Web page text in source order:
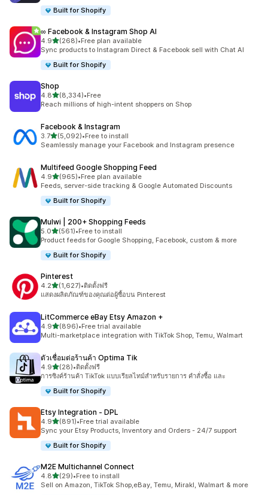
Built for Shopify
∞ Facebook & Instagram Shop AI
4.9เต็ม 5 ดาว
(268)
ทั้งหมด 268 รีวิว
•Free plan available
Sync products to Instagram Direct & Facebook sell with Chat AI
Built for Shopify
Shop
4.8เต็ม 5 ดาว
(8,334)
ทั้งหมด 8334 รีวิว
•Free
Reach millions of high-intent shoppers on Shop
Facebook & Instagram
3.7เต็ม 5 ดาว
(5,092)
ทั้งหมด 5092 รีวิว
•Free to install
Seamlessly manage your Facebook and Instagram presence
Multifeed Google Shopping Feed
4.9เต็ม 5 ดาว
(965)
ทั้งหมด 965 รีวิว
•Free plan available
Feeds, server-side tracking & Google Automated Discounts
Built for Shopify
Mulwi | 200+ Shopping Feeds
5.0เต็ม 5 ดาว
(561)
ทั้งหมด 561 รีวิว
•Free to install
Product feeds for Google Shopping, Facebook, custom & more
Built for Shopify
Pinterest
4.2เต็ม 5 ดาว
(1,627)
ทั้งหมด 1627 รีวิว
•ติดตั้งฟรี
แสดงผลิตภัณฑ์ของคุณต่อผู้ซื้อบน Pinterest
LitCommerce eBay Etsy Amazon +
4.9เต็ม 5 ดาว
(896)
ทั้งหมด 896 รีวิว
•Free trial available
Multi-marketplace integration with TikTok Shop, Temu, Walmart
ตัวเชื่อมต่อร้านค้า Optima Tik
4.9เต็ม 5 ดาว
(28)
ทั้งหมด 28 รีวิว
•ติดตั้งฟรี
การซิงค์ร้านค้า TikTok แบบเรียลไทม์สำหรับรายการ คำสั่งซื้อ และ
Built for Shopify
Etsy Integration ‑ DPL
4.9เต็ม 5 ดาว
(891)
ทั้งหมด 891 รีวิว
•Free trial available
Sync your Etsy Products, Inventory and Orders - 24/7 support
Built for Shopify
M2E Multichannel Connect
4.8เต็ม 5 ดาว
(29)
ทั้งหมด 29 รีวิว
•Free to install
Sell on Amazon, TikTok Shop,eBay, Temu, Mirakl, Walmart & more